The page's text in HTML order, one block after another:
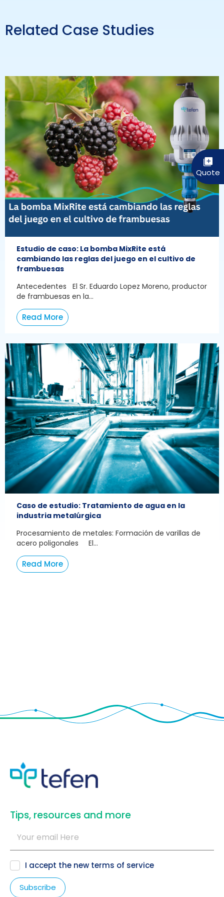
Related Case Studies
Estudio de caso: La bomba MixRite está
cambiando las reglas del juego en el cultivo de
frambuesas
Antecedentes El Sr. Eduardo Lopez Moreno, productor
de frambuesas en la...
Read More
Caso de estudio: Tratamiento de agua en la
industria metalúrgica
Procesamiento de metales: Formación de varillas de
acero poligonales El...
Read More
​Tips, resources and more
I accept the new terms of service